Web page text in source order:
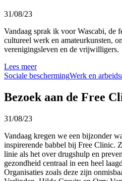
31/08/23
Vandaag sprak ik voor Wascabi, de
cultureel werk en amateurkunsten,
verenigingsleven en de vrijwilligers.
Lees meer
Sociale beschermingWerk en
Bezoek aan de Free
31/08/23
Vandaag kregen we een bijzonder
inspirerende babbel bij Free Clinic.
linie als het over drugshulp en
gezondheid centraal in een heel
Organisaties zoals deze zijn